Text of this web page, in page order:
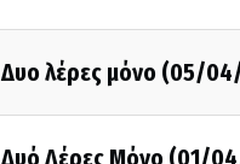
Δυο λέρες μόνο (05/
Δυό Λέρες Μόνο (01/